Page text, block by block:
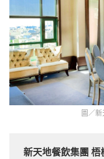
圖／
新天地餐飲集團 梧